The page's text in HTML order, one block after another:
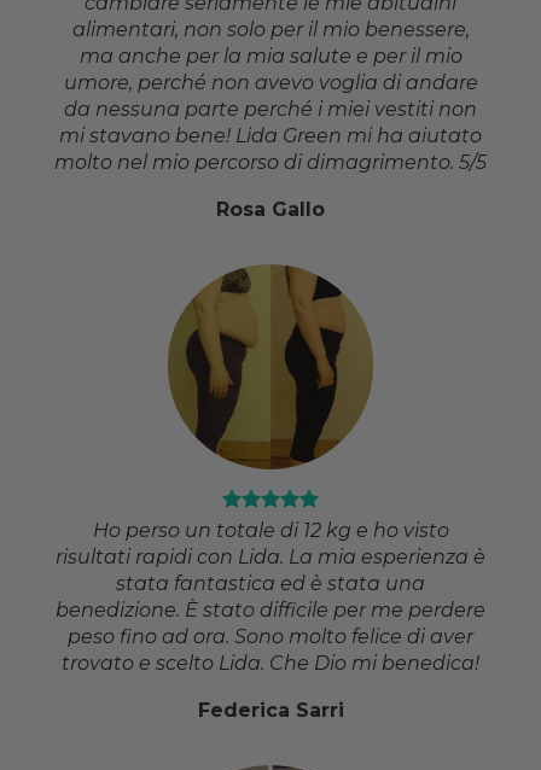
alimentari, non solo per il mio benessere,
ma anche per la mia salute e per il mio
umore, perché non avevo voglia di andare
da nessuna parte perché i miei vestiti non
mi stavano bene! Lida Green mi ha aiutato
molto nel mio percorso di dimagrimento. 5/5
Rosa Gallo
Ho perso un totale di 12 kg e ho visto
risultati rapidi con Lida. La mia esperienza è
stata fantastica ed è stata una
benedizione. È stato difficile per me perdere
peso fino ad ora. Sono molto felice di aver
trovato e scelto Lida. Che Dio mi benedica!
Federica Sarri